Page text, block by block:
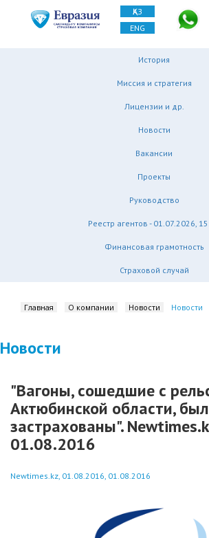
ҚАЗ
ENG
История
Миссия и стратегия
Лицензии и др.
Новости
Вакансии
Проекты
Руководство
Реестр агентов - 01.07.2026,
Финансовая грамотность
Страховой случай
Главная О компании Новости Новости
Новости
"Вагоны, сошедшие с
Актюбинской области,
застрахованы".
01.08.2016
Newtimes.kz, 01.08.2016, 01.08.2016